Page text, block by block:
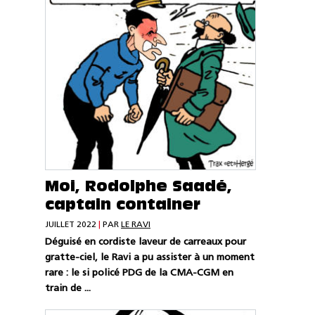
Moi, Rodolphe Saadé,
captain container
JUILLET 2022 PAR LE RAVI
Déguisé en cordiste laveur de carreaux pour
gratte-ciel, le Ravi a pu assister à un moment
rare : le si policé PDG de la CMA-CGM en
train de ...